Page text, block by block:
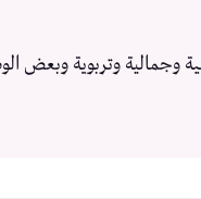
وجمالية وتربوية وبعض